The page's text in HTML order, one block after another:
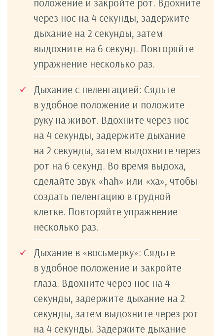
положение и закройте рот. Вдохните
через нос на 4 секунды, задержите
дыхание на 2 секунды, затем
выдохните на 6 секунд. Повторяйте
упражнение несколько раз.
Дыхание с пеленгацией: Сядьте
в удобное положение и положите
руку на живот. Вдохните через нос
на 4 секунды, задержите дыхание
на 2 секунды, затем выдохните через
рот на 6 секунд. Во время выдоха,
сделайте звук «hah» или «ха», чтобы
создать пеленгацию в грудной
клетке. Повторяйте упражнение
несколько раз.
Дыхание в «восьмерку»: Сядьте
в удобное положение и закройте
глаза. Вдохните через нос на 4
секунды, задержите дыхание на 2
секунды, затем выдохните через рот
на 4 секунды. Задержите дыхание